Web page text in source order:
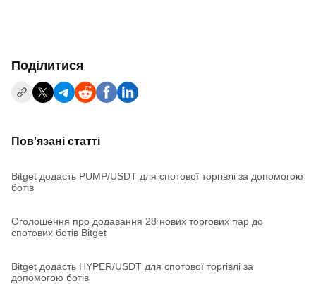
Поділитися
Пов'язані статті
Bitget додасть PUMP/USDT для спотової торгівлі за допомогою
ботів
Оголошення про додавання 28 нових торгових пар до
спотових ботів Bitget
Bitget додасть HYPER/USDT для спотової торгівлі за
допомогою ботів